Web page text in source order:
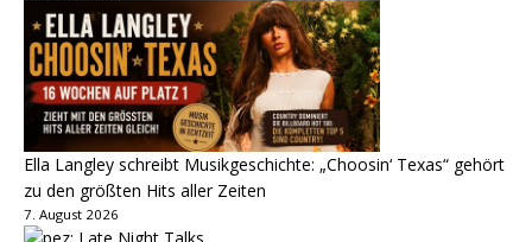
Ella Langley schreibt Musikgeschichte: „Choosin‘ Texas“ gehört
zu den größten Hits aller Zeiten
7. August 2026